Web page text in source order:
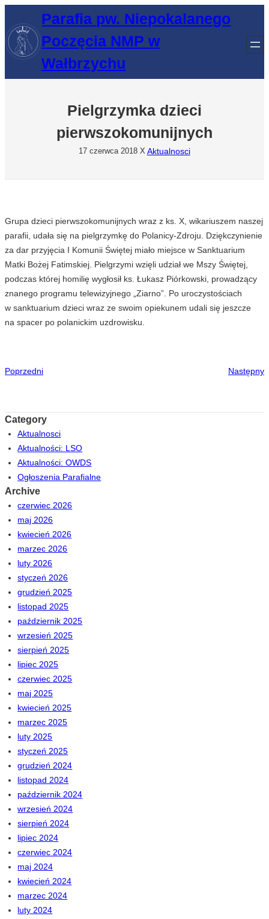
treści
Parafia pw. Niepokalanego
Poczęcia NMP w
Wałbrzychu
Pielgrzymka dzieci
pierwszokomunijnych
17 czerwca 2018 X Aktualnosci
Grupa dzieci pierwszokomunijnych wraz z ks. X, wikariuszem naszej
parafii, udała się na pielgrzymkę do Polanicy-Zdroju. Dziękczynienie
za dar przyjęcia I Komunii Świętej miało miejsce w Sanktuarium
Matki Bożej Fatimskiej. Pielgrzymi wzięli udział we Mszy Świętej,
podczas której homilię wygłosił ks. Łukasz Piórkowski, prowadzący
znanego programu telewizyjnego „Ziarno”. Po uroczystościach
w sanktuarium dzieci wraz ze swoim opiekunem udali się jeszcze
na spacer po polanickim uzdrowisku.
Poprzedni Następny
Category
Aktualnosci
Aktualności: LSO
Aktualności: OWDS
Ogłoszenia Parafialne
Archive
czerwiec 2026
maj 2026
kwiecień 2026
marzec 2026
luty 2026
styczeń 2026
grudzień 2025
listopad 2025
październik 2025
wrzesień 2025
sierpień 2025
lipiec 2025
czerwiec 2025
maj 2025
kwiecień 2025
marzec 2025
luty 2025
styczeń 2025
grudzień 2024
listopad 2024
październik 2024
wrzesień 2024
sierpień 2024
lipiec 2024
czerwiec 2024
maj 2024
kwiecień 2024
marzec 2024
luty 2024